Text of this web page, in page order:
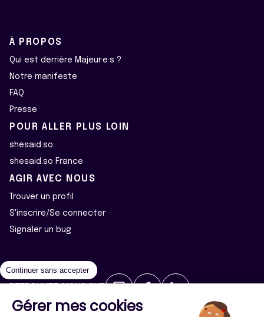
À PROPOS
Qui est derrière Majeur·e·s ?
Notre manifeste
FAQ
Presse
POUR ALLER PLUS LOIN
shesaid.so
shesaid.so France
AGIR AVEC NOUS
Trouver un profil
S'inscrire/Se connecter
Signaler un bug
2026 ©Majeur·e·s - Tous droits réservés
Continuer sans accepter
Gérer mes cookies